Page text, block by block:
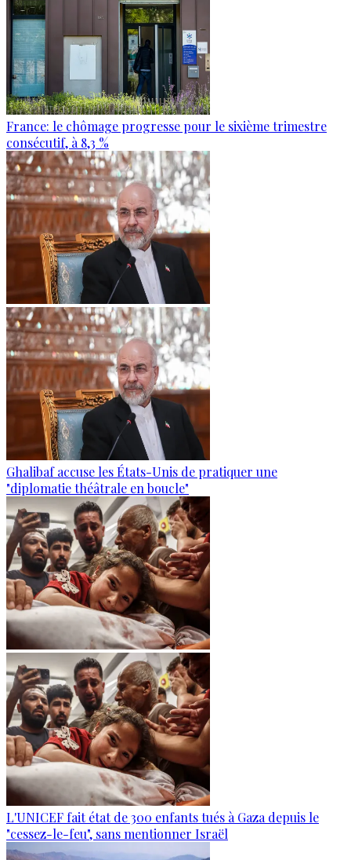
France: le chômage progresse pour le sixième trimestre
consécutif, à 8,3 %
Ghalibaf accuse les États-Unis de pratiquer une
"diplomatie théâtrale en boucle"
L'UNICEF fait état de 300 enfants tués à Gaza depuis le
"cessez-le-feu", sans mentionner Israël